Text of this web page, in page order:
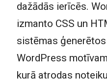
dažādās ierīcēs.
izmanto CSS un
sistēmas
WordPress
kurā atrodas